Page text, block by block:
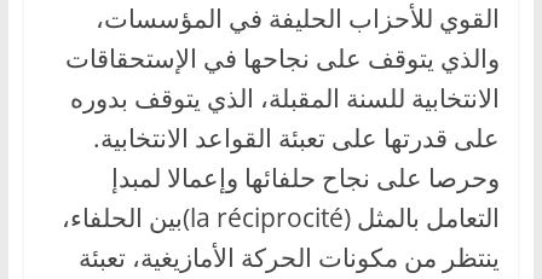
القوي للأحزاب الحليفة في المؤسسات،
والذي يتوقف على نجاحها في الإستحقاقات
الانتخابية للسنة المقبلة، الذي يتوقف بدوره
على قدرتها على تعبئة القواعد الانتخابية.
وحرصا على نجاح حلفائها وإعمالا لمبدإ
التعامل بالمثل (la réciprocité)بين الحلفاء،
ينتظر من مكونات الحركة الأمازيغية، تعبئة